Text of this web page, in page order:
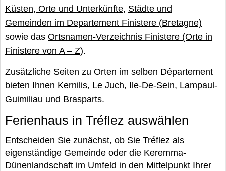
Küsten, Orte und Unterkünfte, Städte und
Gemeinden im Departement Finistere (Bretagne)
sowie das Ortsnamen-Verzeichnis Finistere (Orte in
Finistere von A – Z).
Zusätzliche Seiten zu Orten im selben Département
bieten Ihnen Kernilis, Le Juch, Ile-De-Sein, Lampaul-
Guimiliau und Brasparts.
Ferienhaus in Tréflez auswählen
Entscheiden Sie zunächst, ob Sie Tréflez als
eigenständige Gemeinde oder die Keremma-
Dünenlandschaft im Umfeld in den Mittelpunkt Ihrer